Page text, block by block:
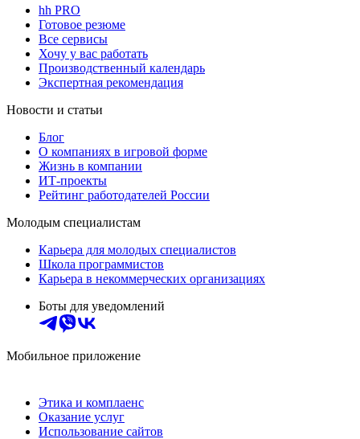
hh PRO
Готовое резюме
Все сервисы
Хочу у вас работать
Производственный календарь
Экспертная рекомендация
Новости и статьи
Блог
О компаниях в игровой форме
Жизнь в компании
ИТ-проекты
Рейтинг работодателей России
Молодым специалистам
Карьера для молодых специалистов
Школа программистов
Карьера в некоммерческих организациях
Боты для уведомлений
Мобильное приложение
Этика и комплаенс
Оказание услуг
Использование сайтов